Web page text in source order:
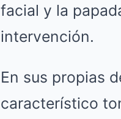
facial y la
intervención.
En sus propias
característico